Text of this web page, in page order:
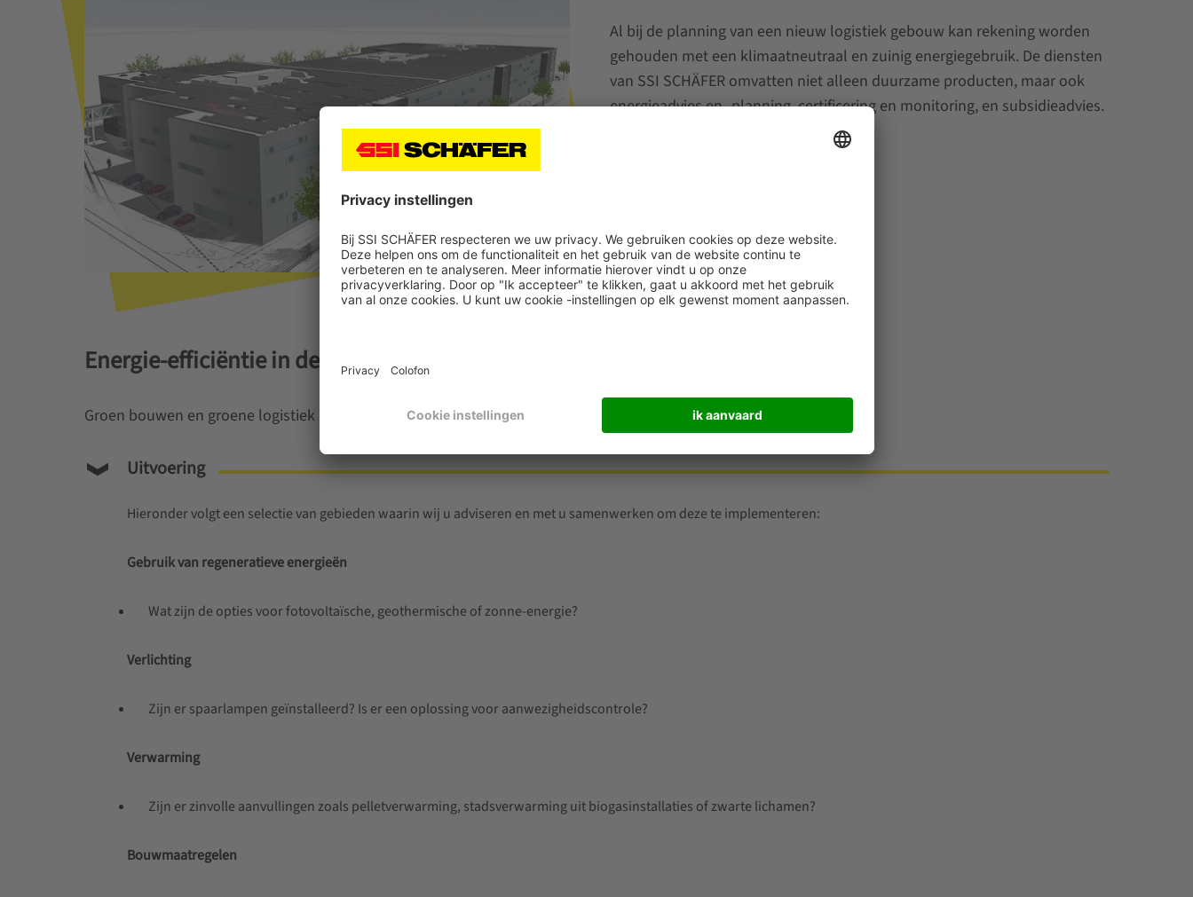
Al bij de planning van een nieuw logistiek gebouw kan rekening worden
gehouden met een klimaatneutraal en zuinig energiegebruik. De diensten
van SSI SCHÄFER omvatten niet alleen duurzame producten, maar ook
energieadvies en -planning, certificering en monitoring, en subsidieadvies.
Energie-efficiëntie in de intralogistiek
Groen bouwen en groene logistiek
Uitvoering
Hieronder volgt een selectie van gebieden waarin wij u adviseren en met u samenwerken om deze te implementeren:
Gebruik van regeneratieve energieën
Wat zijn de opties voor fotovoltaïsche, geothermische of zonne-energie?
Verlichting
Zijn er spaarlampen geïnstalleerd? Is er een oplossing voor aanwezigheidscontrole?
Verwarming
Zijn er zinvolle aanvullingen zoals pelletverwarming, stadsverwarming uit biogasinstallaties of zwarte lichamen?
Bouwmaatregelen